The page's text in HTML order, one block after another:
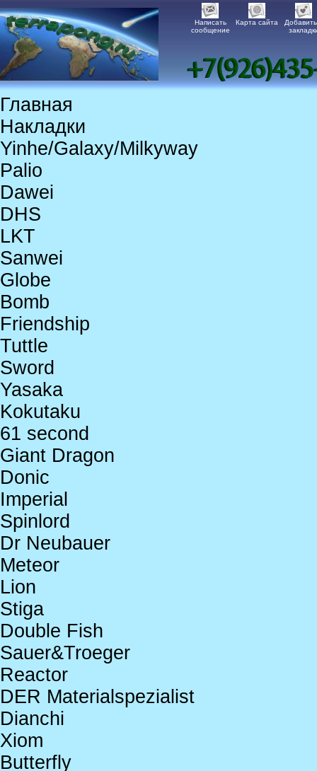
Написать
сообщение
Карта сайта
Главная
Накладки
Yinhe/Galaxy/Milkyway
Palio
Dawei
DHS
LKT
Sanwei
Globe
Bomb
Friendship
Tuttle
Sword
Yasaka
Kokutaku
61 second
Giant Dragon
Donic
Imperial
Spinlord
Dr Neubauer
Meteor
Lion
Stiga
Double Fish
Sauer&Troeger
Reactor
DER Materialspezialist
Dianchi
Xiom
Butterfly